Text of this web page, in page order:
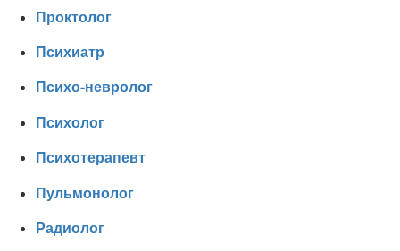
Проктолог
Психиатр
Психо-невролог
Психолог
Психотерапевт
Пульмонолог
Радиолог